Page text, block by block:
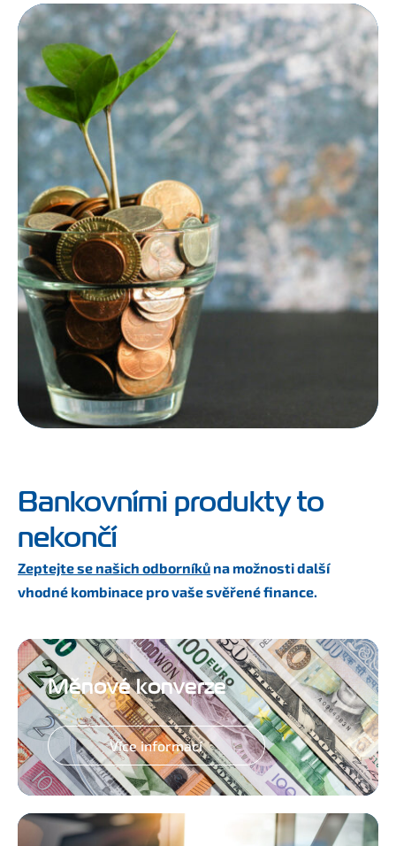
Bankovními produkty to
nekončí
Zeptejte se našich odborníků na možnosti další
vhodné kombinace pro vaše svěřené finance.
Měnové konverze
Více informací